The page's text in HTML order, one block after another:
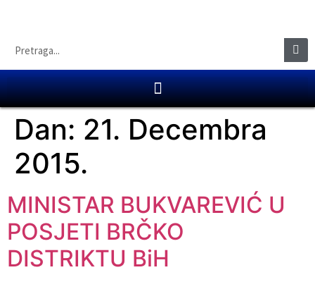
Dan: 21. Decembra
2015.
MINISTAR BUKVAREVIĆ U
POSJETI BRČKO
DISTRIKTU BiH